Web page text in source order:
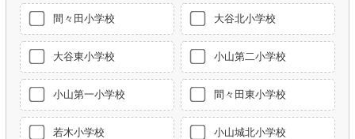
間々田小学校 大谷北小学校
大谷東小学校 小山第二小学校
小山第一小学校 間々田東小学校
若木小学校 小山城北小学校